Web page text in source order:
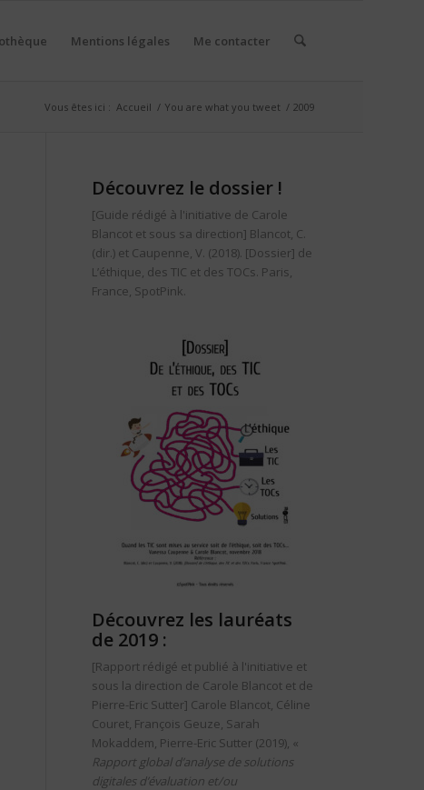
Mentions légales Me contacter
Vous êtes ici : Accueil / You are what you tweet / 2009
Découvrez le dossier !
[Guide rédigé à l'initiative de Carole
Blancot et sous sa direction] Blancot, C.
(dir.) et Caupenne, V. (2018). [Dossier] de
L’éthique, des TIC et des TOCs. Paris,
France, SpotPink.
Découvrez les lauréats
de 2019 :
[Rapport rédigé et publié à l'initiative et
sous la direction de Carole Blancot et de
Pierre-Eric Sutter] Carole Blancot, Céline
Couret, François Geuze, Sarah
Mokaddem, Pierre-Eric Sutter (2019), «
Rapport global d’analyse de solutions
digitales d’évaluation et/ou